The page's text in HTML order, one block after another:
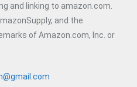
and linking to amazon.com.
and the
of Amazon.com, Inc. or